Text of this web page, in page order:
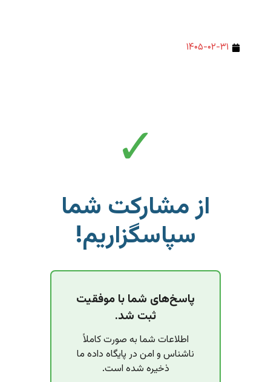
۱۴۰۵-۰۲-۳۱
✓
از مشارکت شما
سپاسگزاریم!
پاسخ‌های شما با موفقیت
ثبت شد.
اطلاعات شما به صورت کاملاً
ناشناس و امن در پایگاه داده ما
ذخیره شده است.